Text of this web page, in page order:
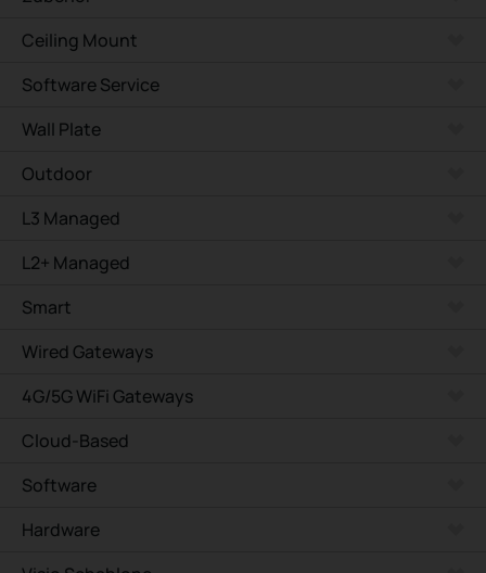
Ceiling Mount
Software Service
Wall Plate
Outdoor
L3 Managed
L2+ Managed
Smart
Wired Gateways
4G/5G WiFi Gateways
Cloud-Based
Software
Hardware